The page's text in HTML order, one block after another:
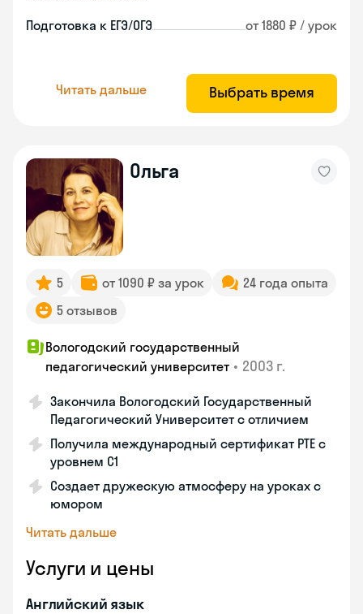
Подготовка к ЕГЭ/ОГЭ от 1880 ₽ / урок
Читать дальше Выбрать время
Ольга
5 от 1090 ₽ за урок
24 года опыта
5 отзывов
Вологодский государственный
педагогический университет • 2003 г.
Закончила Вологодский Государственный
Педагогический Университет с отличием
Получила международный сертификат PTE с
уровнем C1
Создает дружескую атмосферу на уроках с
юмором
Читать дальше
Услуги и цены
Английский язык